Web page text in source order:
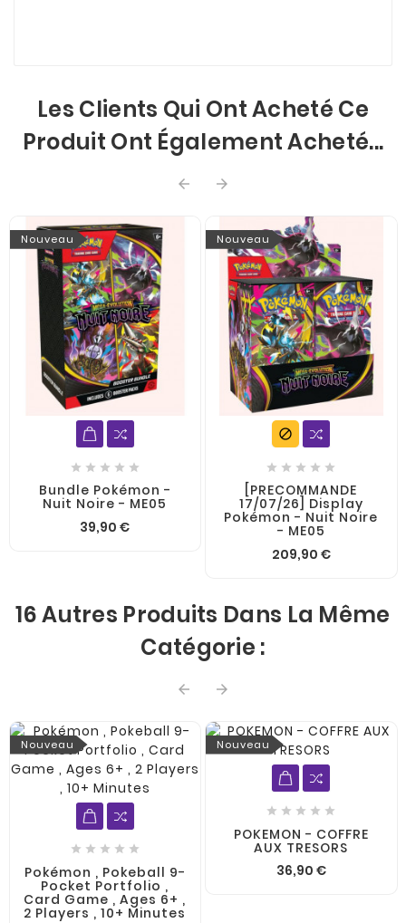
Les Clients Qui Ont Acheté Ce
Produit Ont Également Acheté...
 
Nouveau
    
Bundle Pokémon -
Nuit Noire - ME05
39,90 €
Nouveau

    
[PRECOMMANDE
17/07/26] Display
Pokémon - Nuit Noire
- ME05
209,90 €
16 Autres Produits Dans La Même
Catégorie :
 
Nouveau
    
Pokémon , Pokeball 9-
Pocket Portfolio ,
Card Game , Ages 6+ ,
2 Players , 10+ Minutes
Nouveau
    
POKEMON - COFFRE
AUX TRESORS
36,90 €